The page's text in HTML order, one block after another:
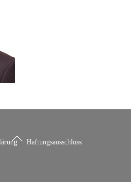
Back
Haftungsausschluss